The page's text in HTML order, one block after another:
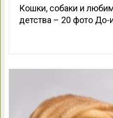
Кошки, собаки и
детства – 20 фото До-